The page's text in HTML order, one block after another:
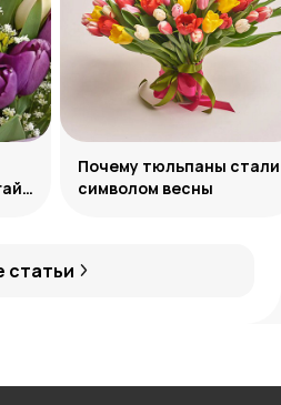
статьи
Почему тюльпаны стали
символом весны